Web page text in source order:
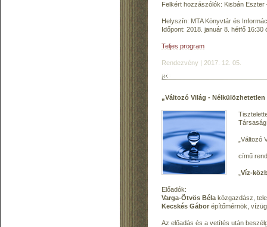
Felkért hozzászólók: Kisbán
Helyszín: MTA Könyvtár és
Időpont: 2018. január 8. hétfő 16:30
Teljes program
Rendezvény | 2017. 12. 05.
„Változó Világ - Nélkülözhetetlen
„Változó
című
Víz-
Előadók:
Varga-Ötvös Béla közgazdász,
Kecskés Gábor építőmérnök,
Az előadás és a vetítés után